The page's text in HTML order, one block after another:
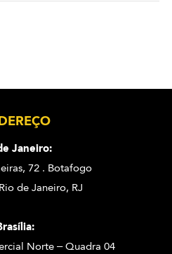
Janeiro:
72 . Botafogo
de Janeiro, RJ
Norte – Quadra 04